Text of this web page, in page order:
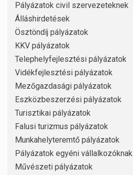
Pályázatok civil szervezeteknek
Álláshirdetések
Ösztöndíj pályázatok
KKV pályázatok
Telephelyfejlesztési pályázatok
Vidékfejlesztési pályázatok
Mezőgazdasági pályázatok
Eszközbeszerzési pályázatok
Turisztikai pályázatok
Falusi turizmus pályázatok
Munkahelyteremtő pályázatok
Pályázatok egyéni vállalkozóknak
Művészeti pályázatok